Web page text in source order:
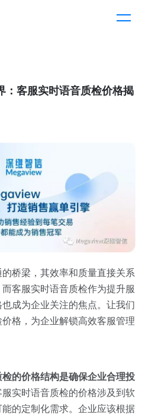
约演示
：客服实时语音质检价格揭
桥梁，其效率和质量直接关系
客服实时语音质检作为提升服
成为企业关注的焦点。让我们
格，为企业解锁高效客服管理
的价格结构是确保企业合理投
实时语音质检的价格涉及到软
的定制化需求。企业应该根据